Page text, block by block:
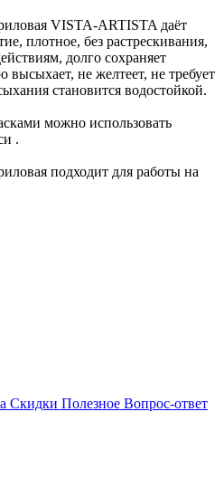
VISTA-ARTISTA даёт
плотное, без растрескивания,
долго сохраняет
высыхает, не желтеет, не требует
становится водостойкой.
можно использовать
.
подходит для работы на
Скидки Полезное Вопрос-ответ